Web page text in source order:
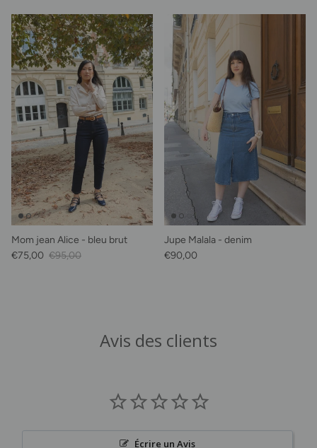
Mom jean Alice - bleu brut
Prix soldé
€75,00 Prix habituel
€95,00
Jupe Malala - denim
Prix habituel
€90,00
Avis des clients
Écrire un Avis